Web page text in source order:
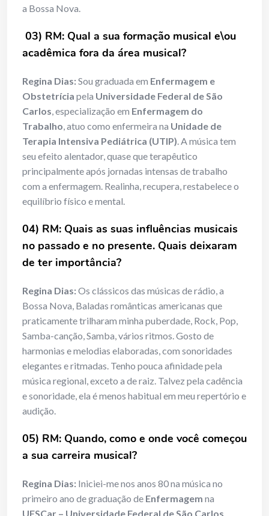
a Bossa Nova.
03) RM: Qual a sua formação musical e\ou
acadêmica fora da área musical?
Regina Dias:Sou graduada em Enfermagem e
Obstetrícia pela Universidade Federal de São
Carlos, especialização em Enfermagem do
Trabalho, atuo como enfermeira na Unidade de
Terapia Intensiva Pediátrica (UTIP). A música tem
seu efeito alentador, quase que terapêutico
principalmente após jornadas intensas de trabalho
com a enfermagem. Realinha, recupera, restabelece o
equilíbrio físico e mental.
04) RM: Quais as suas influências musicais
no passado e no presente. Quais deixaram
de ter importância?
Regina Dias:Os clássicos das músicas de rádio, a
Bossa Nova, Baladas românticas americanas que
praticamente trilharam minha puberdade, Rock, Pop,
Samba-canção, Samba, vários ritmos. Gosto de
harmonias e melodias elaboradas, com sonoridades
elegantes e ritmadas. Tenho pouca afinidade pela
música regional, exceto a de raiz. Talvez pela cadência
e sonoridade, ela é menos habitual em meu repertório e
audição.
05) RM: Quando, como e onde você começou
a sua carreira musical?
Regina Dias: Iniciei-me nos anos 80 na música no
primeiro ano de graduação de Enfermagem na
UFSCar – Universidade Federal de São Carlos